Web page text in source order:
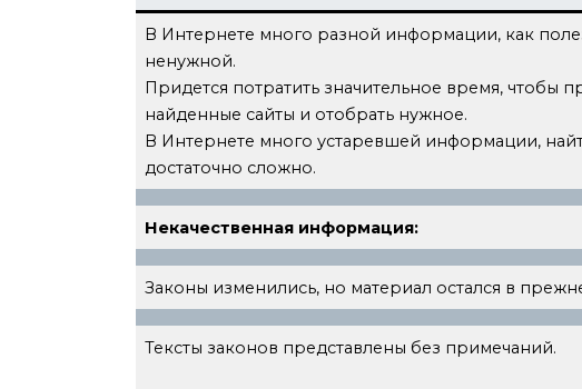
В Интернете много разной информации, как
ненужной.
Придется потратить значительное время, чтобы
найденные сайты и отобрать нужное.
В Интернете много устаревшей информации,
достаточно сложно.
Некачественная информация:
Законы изменились, но материал остался в
Тексты законов представлены без примечаний.